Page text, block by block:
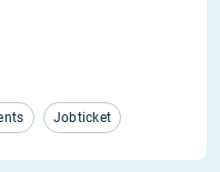
Jobticket